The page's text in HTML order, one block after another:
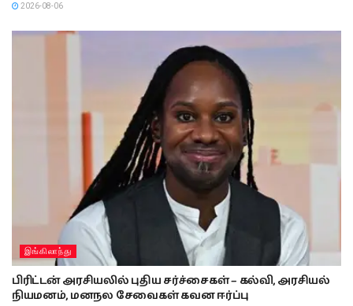
2026-08-06
இங்கிலாந்து
பிரிட்டன் அரசியலில் புதிய சர்ச்சைகள் – கல்வி, அரசியல்
நியமனம், மனநல சேவைகள் கவன ஈர்ப்பு